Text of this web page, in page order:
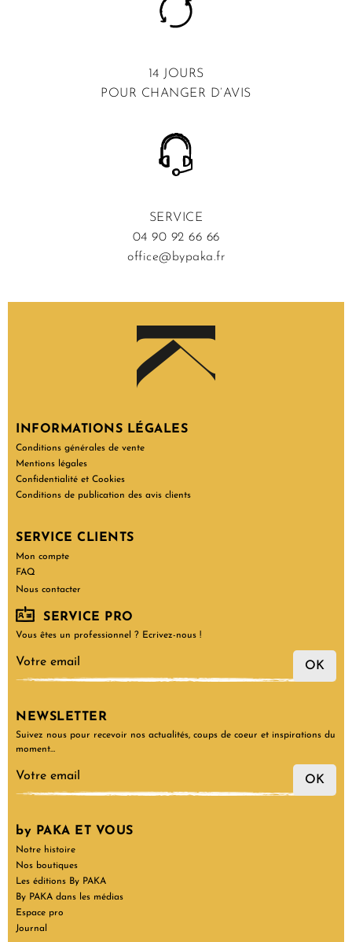
14 JOURS
POUR CHANGER D’AVIS
SERVICE
04 90 92 66 66
office@bypaka.fr
INFORMATIONS LÉGALES
Conditions générales de vente
Mentions légales
Confidentialité et Cookies
Conditions de publication des avis clients
SERVICE CLIENTS
Mon compte
FAQ
Nous contacter
SERVICE PRO
Vous êtes un professionnel ? Ecrivez-nous !
OK
NEWSLETTER
Suivez nous pour recevoir nos actualités, coups de coeur et inspirations du
moment…
OK
by PAKA ET VOUS
Notre histoire
Nos boutiques
Les éditions By PAKA
By PAKA dans les médias
Espace pro
Journal